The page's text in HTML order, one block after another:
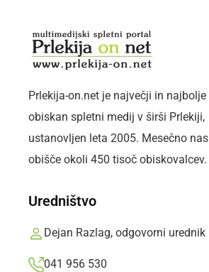
PETEK, 7. AVGUST 2026 Sledite nam:
Prlekija-on.net je največji in najbolje
obiskan spletni medij v širši Prlekiji,
ustanovljen leta 2005. Mesečno nas
obišče okoli 450 tisoč obiskovalcev.
Uredništvo
Dejan Razlag, odgovorni urednik
041 956 530